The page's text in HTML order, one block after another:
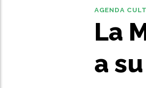
La
a
AGENDA